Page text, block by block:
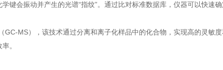
键会振动并产生的光谱“指纹”。通过比对标准数据库，仪器可以快速确
MS），该技术通过分离和离子化样品中的化合物，实现高的灵敏
。